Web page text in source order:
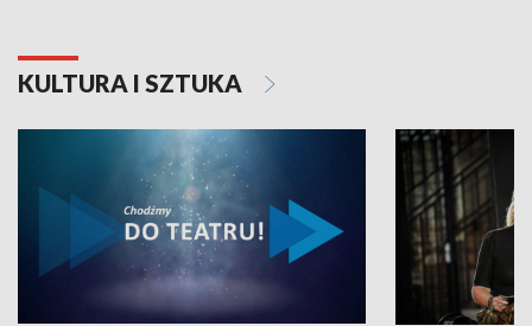
KULTURA I SZTUKA